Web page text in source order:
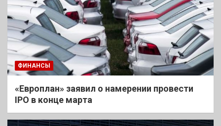
ФИНАНСЫ
«Европлан» заявил о намерении провести
IPO в конце марта